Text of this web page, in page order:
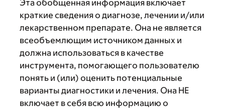
Эта обобщенная информация включает
краткие сведения о диагнозе, лечении и/или
лекарственном препарате. Она не является
всеобъемлющим источником данных и
должна использоваться в качестве
инструмента, помогающего пользователю
понять и (или) оценить потенциальные
варианты диагностики и лечения. Она НЕ
включает в себя всю информацию о